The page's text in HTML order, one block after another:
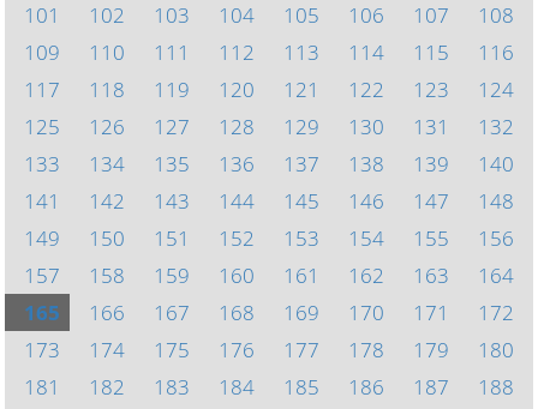
101
102 103 104 105 106 107
108
109
110 111 112 113 114 115
116
117
118 119 120 121 122 123
124
125
126 127 128 129 130 131
132
133
134 135 136 137 138 139
140
141
142 143 144 145 146 147
148
149
150 151 152 153 154 155
156
157
158 159 160 161 162 163
164
165
166 167 168 169 170 171
172
173
174 175 176 177 178 179
180
181
182 183 184 185 186 187
188